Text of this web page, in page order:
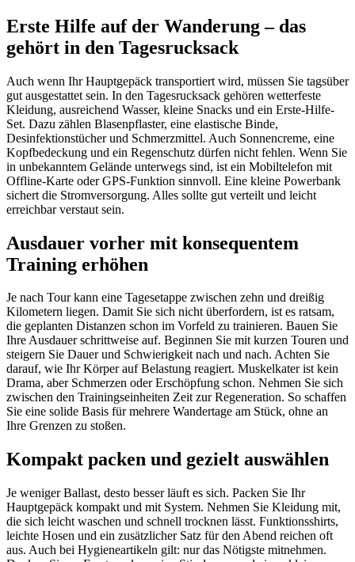
Erste Hilfe auf der Wanderung – das
gehört in den Tagesrucksack
Auch wenn Ihr Hauptgepäck transportiert wird, müssen Sie tagsüber
gut ausgestattet sein. In den Tagesrucksack gehören wetterfeste
Kleidung, ausreichend Wasser, kleine Snacks und ein Erste-Hilfe-
Set. Dazu zählen Blasenpflaster, eine elastische Binde,
Desinfektionstücher und Schmerzmittel. Auch Sonnencreme, eine
Kopfbedeckung und ein Regenschutz dürfen nicht fehlen. Wenn Sie
in unbekanntem Gelände unterwegs sind, ist ein Mobiltelefon mit
Offline-Karte oder GPS-Funktion sinnvoll. Eine kleine Powerbank
sichert die Stromversorgung. Alles sollte gut verteilt und leicht
erreichbar verstaut sein.
Ausdauer vorher mit konsequentem
Training erhöhen
Je nach Tour kann eine Tagesetappe zwischen zehn und dreißig
Kilometern liegen. Damit Sie sich nicht überfordern, ist es ratsam,
die geplanten Distanzen schon im Vorfeld zu trainieren. Bauen Sie
Ihre Ausdauer schrittweise auf. Beginnen Sie mit kurzen Touren und
steigern Sie Dauer und Schwierigkeit nach und nach. Achten Sie
darauf, wie Ihr Körper auf Belastung reagiert. Muskelkater ist kein
Drama, aber Schmerzen oder Erschöpfung schon. Nehmen Sie sich
zwischen den Trainingseinheiten Zeit zur Regeneration. So schaffen
Sie eine solide Basis für mehrere Wandertage am Stück, ohne an
Ihre Grenzen zu stoßen.
Kompakt packen und gezielt auswählen
Je weniger Ballast, desto besser läuft es sich. Packen Sie Ihr
Hauptgepäck kompakt und mit System. Nehmen Sie Kleidung mit,
die sich leicht waschen und schnell trocknen lässt. Funktionsshirts,
leichte Hosen und ein zusätzlicher Satz für den Abend reichen oft
aus. Auch bei Hygieneartikeln gilt: nur das Nötigste mitnehmen.